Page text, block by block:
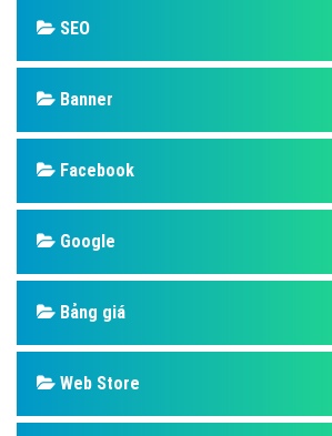
SEO
Banner
Facebook
Google
Bảng giá
Web Store